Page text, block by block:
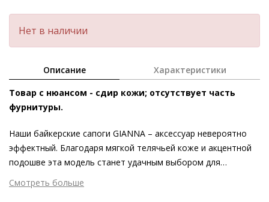
Нет в наличии
Описание Характеристики
Товар с нюансом - сдир кожи; отсутствует часть
фурнитуры.
Наши байкерские сапоги GIANNA – аксессуар невероятно
эффектный. Благодаря мягкой телячьей коже и акцентной
подошве эта модель станет удачным выбором для
стильного осенне-зимнего сезона. Дополнительные
акценты в виде декоративных камней добавляют
Смотреть больше